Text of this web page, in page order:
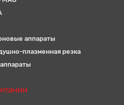
аппараты
плазменная резка